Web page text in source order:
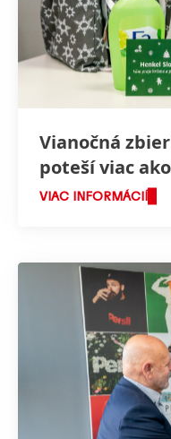
Vianočná
poteší viac
VIAC INFORMÁCIÍ